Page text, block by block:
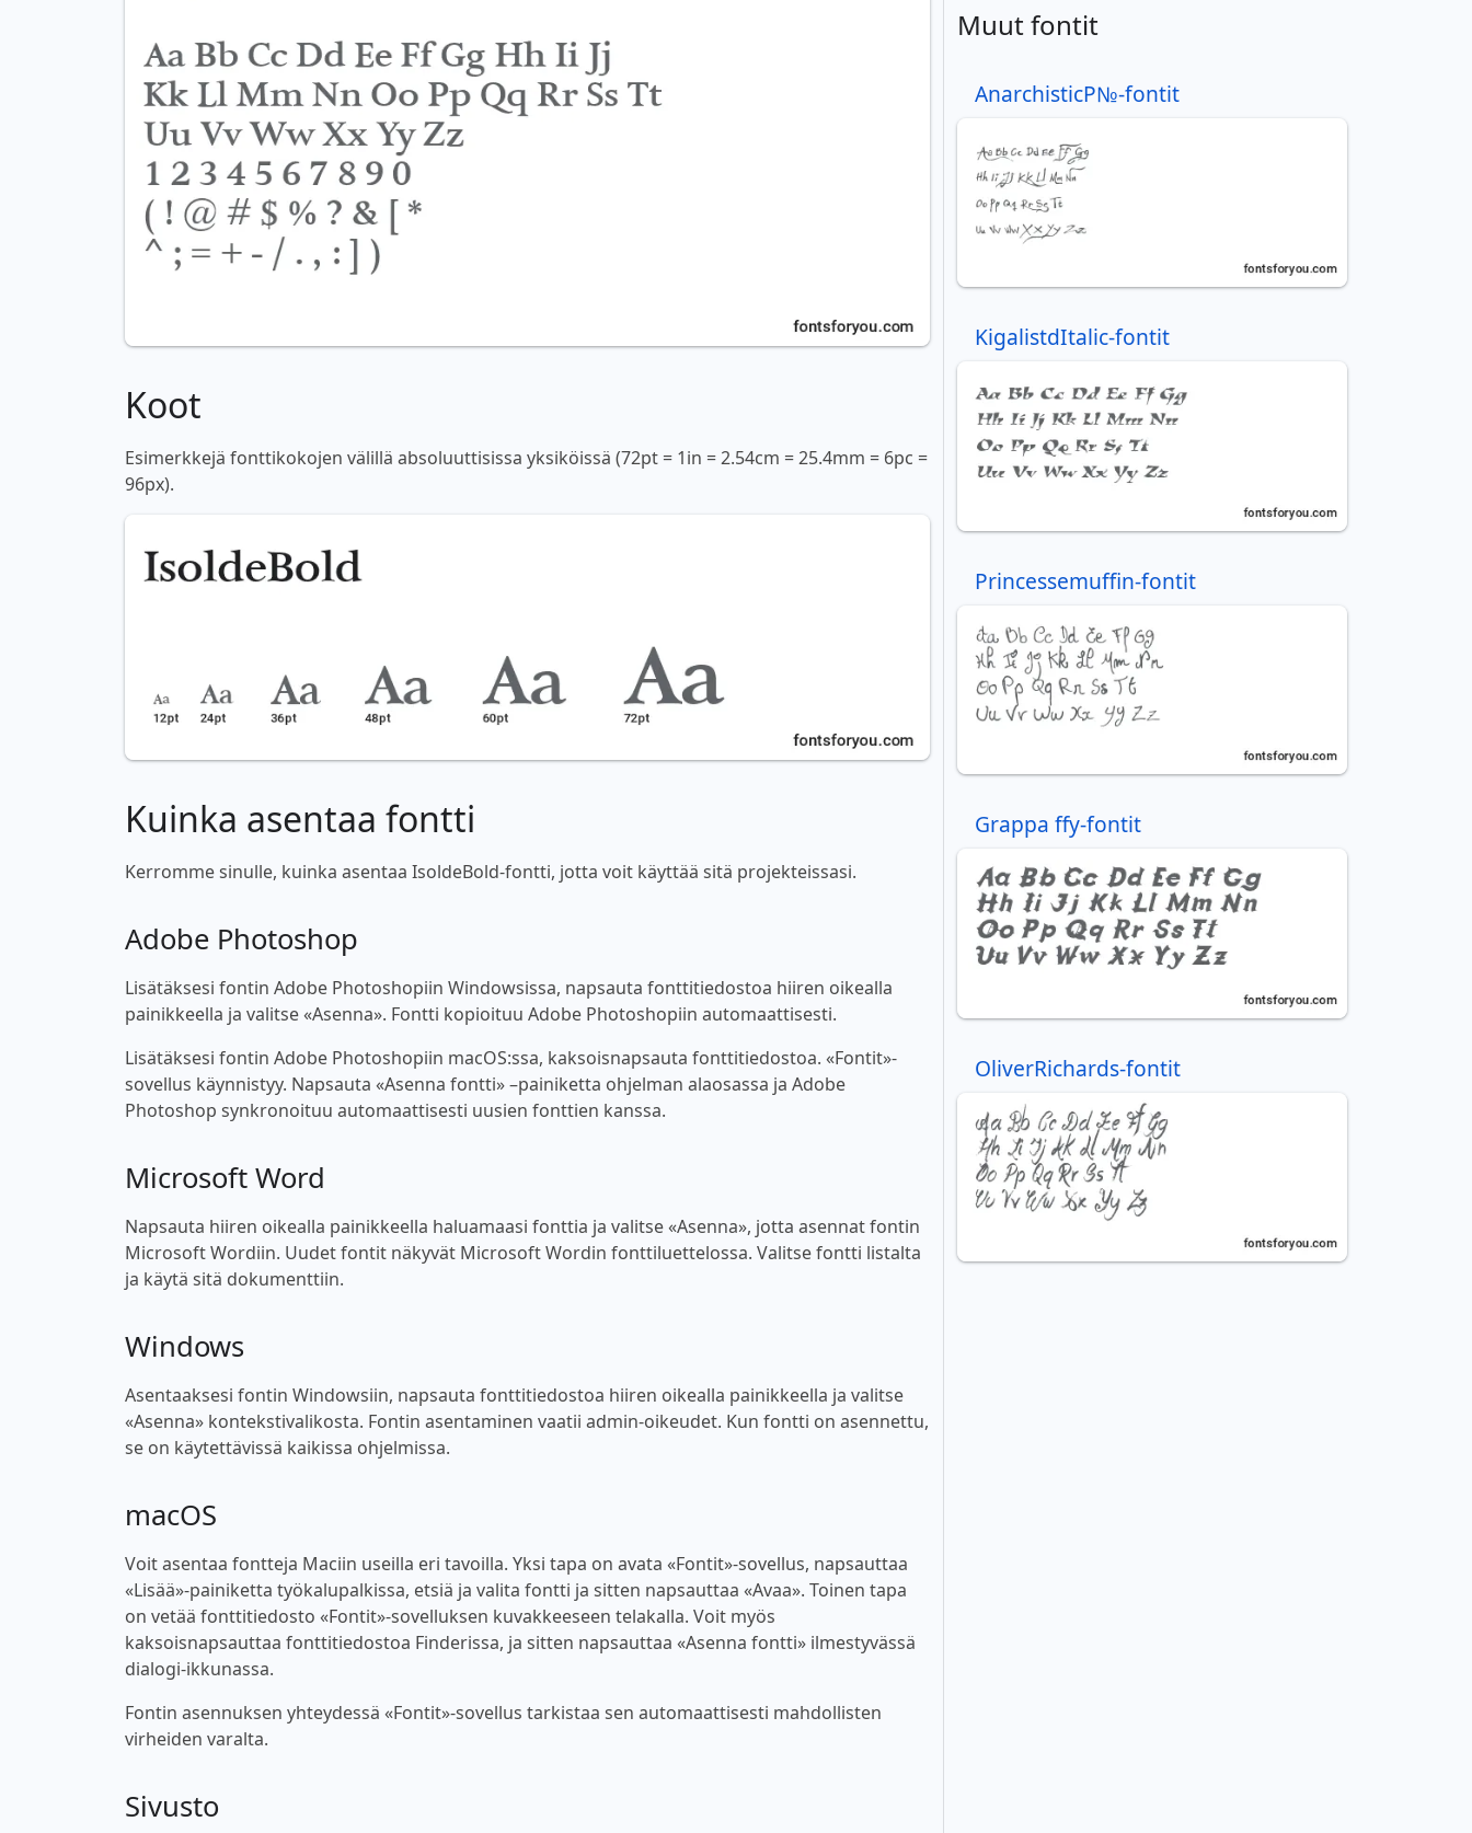
Koot
Esimerkkejä fonttikokojen välillä absoluuttisissa yksiköissä (72pt = 1in = 2.54cm = 25.4mm = 6pc =
96px).
Kuinka asentaa fontti
Kerromme sinulle, kuinka asentaa IsoldeBold-fontti, jotta voit käyttää sitä projekteissasi.
Adobe Photoshop
Lisätäksesi fontin Adobe Photoshopiin Windowsissa, napsauta fonttitiedostoa hiiren oikealla
painikkeella ja valitse «Asenna». Fontti kopioituu Adobe Photoshopiin automaattisesti.
Lisätäksesi fontin Adobe Photoshopiin macOS:ssa, kaksoisnapsauta fonttitiedostoa. «Fontit»-
sovellus käynnistyy. Napsauta «Asenna fontti» –painiketta ohjelman alaosassa ja Adobe
Photoshop synkronoituu automaattisesti uusien fonttien kanssa.
Microsoft Word
Napsauta hiiren oikealla painikkeella haluamaasi fonttia ja valitse «Asenna», jotta asennat fontin
Microsoft Wordiin. Uudet fontit näkyvät Microsoft Wordin fonttiluettelossa. Valitse fontti listalta
ja käytä sitä dokumenttiin.
Windows
Asentaaksesi fontin Windowsiin, napsauta fonttitiedostoa hiiren oikealla painikkeella ja valitse
«Asenna» kontekstivalikosta. Fontin asentaminen vaatii admin-oikeudet. Kun fontti on asennettu,
se on käytettävissä kaikissa ohjelmissa.
macOS
Voit asentaa fontteja Maciin useilla eri tavoilla. Yksi tapa on avata «Fontit»-sovellus, napsauttaa
«Lisää»-painiketta työkalupalkissa, etsiä ja valita fontti ja sitten napsauttaa «Avaa». Toinen tapa
on vetää fonttitiedosto «Fontit»-sovelluksen kuvakkeeseen telakalla. Voit myös
kaksoisnapsauttaa fonttitiedostoa Finderissa, ja sitten napsauttaa «Asenna fontti» ilmestyvässä
dialogi-ikkunassa.
Fontin asennuksen yhteydessä «Fontit»-sovellus tarkistaa sen automaattisesti mahdollisten
virheiden varalta.
Sivusto
Muut fontit
AnarchisticР№-fontit
KigalistdItalic-fontit
Princessemuffin-fontit
Grappa ffy-fontit
OliverRichards-fontit